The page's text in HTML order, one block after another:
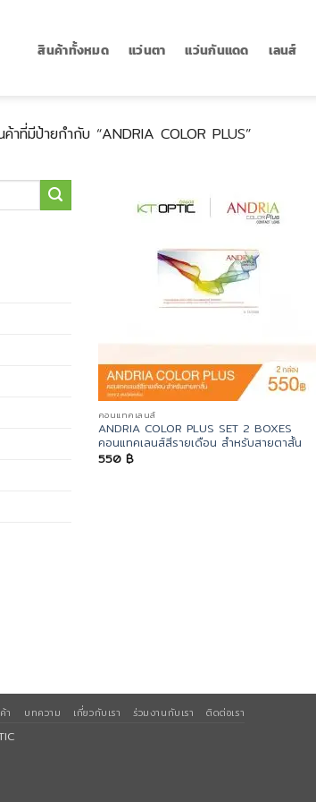
สินค้าทั้งหมด แว่นตา แว่นกันแดด เลนส์
ค้าที่มีป้ายกำกับ “ANDRIA COLOR PLUS”
คอนแทคเลนส์
ANDRIA COLOR PLUS SET 2 BOXES
คอนแทคเลนส์สีรายเดือน สำหรับสายตาสั้น
550 ฿
า บทความ เกี่ยวกับเรา ร่วมงานกับเรา ติดต่อเรา